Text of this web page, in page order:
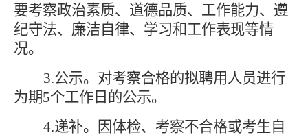
要考察政治素质、道德品质、工作能力、遵
纪守法、廉洁自律、学习和工作表现等情
况。
3.公示。对考察合格的拟聘用人员进行
为期5个工作日的公示。
4.递补。因体检、考察不合格或考生自